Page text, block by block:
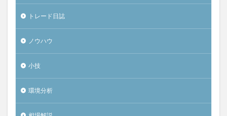
トレード日誌
ノウハウ
小技
環境分析